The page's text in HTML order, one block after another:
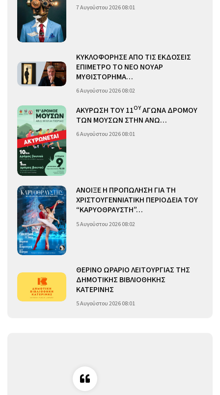
7 Αυγούστου 2026 08:01
ΚΥΚΛΟΦΟΡΗΣΕ ΑΠΟ ΤΙΣ ΕΚΔΟΣΕΙΣ
ΕΠΙΜΕΤΡΟ ΤΟ ΝΕΟ ΝΟΥΑΡ
ΜΥΘΙΣΤΟΡΗΜΑ…
6 Αυγούστου 2026 08:02
ΑΚΥΡΩΣΗ ΤΟΥ 11ΟΥΑΓΩΝΑ ΔΡΟΜΟΥ
ΤΩΝ ΜΟΥΣΩΝ ΣΤΗΝ ΑΝΩ…
6 Αυγούστου 2026 08:01
ΑΝΟΙΞΕ Η ΠΡΟΠΩΛΗΣΗ ΓΙΑ ΤΗ
ΧΡΙΣΤΟΥΓΕΝΝΙΑΤΙΚΗ ΠΕΡΙΟΔΕΙΑ ΤΟΥ
“ΚΑΡΥΟΘΡΑΥΣΤΗ”…
5 Αυγούστου 2026 08:02
ΘΕΡΙΝΟ ΩΡΑΡΙΟ ΛΕΙΤΟΥΡΓΙΑΣ ΤΗΣ
ΔΗΜΟΤΙΚΗΣ ΒΙΒΛΙΟΘΗΚΗΣ
ΚΑΤΕΡΙΝΗΣ
5 Αυγούστου 2026 08:01